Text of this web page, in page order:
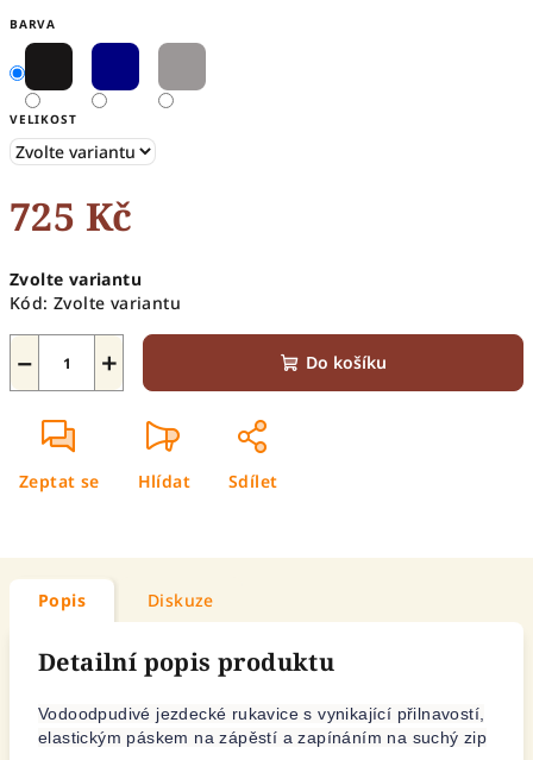
BARVA
VELIKOST
725 Kč
cena:
Zvolte variantu
Kód: Zvolte variantu
+
− Do košíku
Zeptat se Hlídat Sdílet
Popis Diskuze
Detailní popis produktu
Vodoodpudivé jezdecké rukavice s vynikající přilnavostí,
elastickým páskem na zápěstí a zapínáním na suchý zip